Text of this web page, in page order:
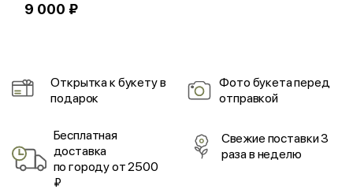
9 000 ₽
Открытка к букету в
подарок
Фото букета перед
отправкой
Бесплатная
доставка
по городу от 2500
₽
Свежие поставки 3
раза в неделю